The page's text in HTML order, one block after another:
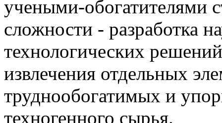
учеными-обогатителями
сложности - разработка
технологических
извлечения отдельных
труднообогатимых и
техногенного сырья.